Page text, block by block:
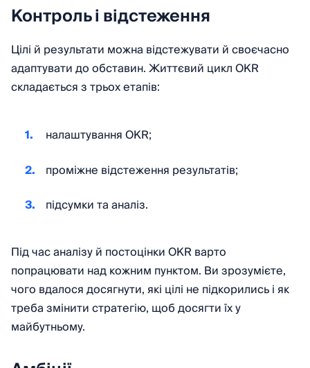
Контроль і відстеження
Цілі й результати можна відстежувати й своєчасно
адаптувати до обставин. Життєвий цикл OKR
складається з трьох етапів:
налаштування OKR;
проміжне відстеження результатів;
підсумки та аналіз.
Під час аналізу й постоцінки OKR варто
попрацювати над кожним пунктом. Ви зрозумієте,
чого вдалося досягнути, які цілі не підкорились і як
треба змінити стратегію, щоб досягти їх у
майбутньому.